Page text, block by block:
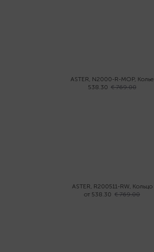
ASTER, N2000-R-MOP, Колье
538.30 € 769.00
ASTER, R200511-RW, Кольцо
от 538.30 € 769.00